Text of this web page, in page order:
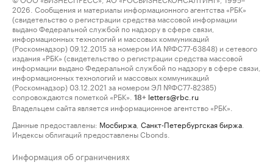
2026. Сообщения и материалы информационного агентства «РБК»
(свидетельство о регистрации средства массовой информации
выдано Федеральной службой по надзору в сфере связи,
информационных технологий и массовых коммуникаций
(Роскомнадзор) 09.12.2015 за номером ИА №ФС77-63848) и сетевого
издания «РБК» (свидетельство о регистрации средства массовой
информации выдано Федеральной службой по надзору в сфере связи,
информационных технологий и массовых коммуникаций
(Роскомнадзор) 03.12.2021 за номером ЭЛ №ФС77-82385)
сопровождаются пометкой «РБК».
18+ letters@rbc.ru
Владельцем сайта является информационное агентство «РБК».
Данные предоставлены: Мосбиржа Санкт-Петербургская биржа
Индексы облигаций предоставлены Cbonds.
Информация об ограничениях